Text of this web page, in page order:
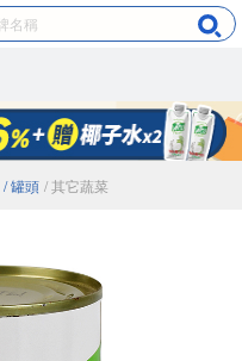
/ 罐頭 / 其它蔬菜